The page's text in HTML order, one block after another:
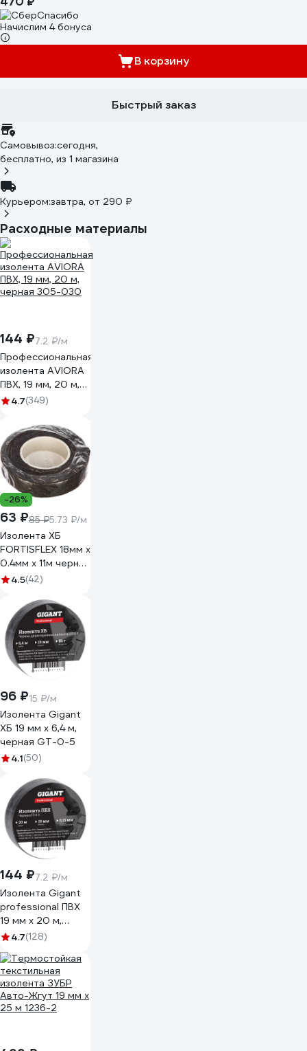
Начислим 4 бонуса
В корзину
Быстрый заказ
Самовывоз:сегодня,
бесплатно, из 1 магазина
Курьером:завтра, от 290 ₽
Расходные материалы
144 ₽7.2 ₽/м
Профессиональная
изолента AVIORA
ПВХ, 19 мм, 20 м,
черная 305-030
4.7(349)
-26%
63 ₽85 ₽5.73 ₽/м
Изолента ХБ
FORTISFLEX 18мм х
0.4мм х 11м черная
71242
4.5(42)
96 ₽15 ₽/м
Изолента Gigant
ХБ 19 мм х 6,4 м,
черная GT-0-5
4.1(50)
144 ₽7.2 ₽/м
Изолента Gigant
professional ПВХ
19 мм х 20 м,
черная GT-0-3
4.7(128)